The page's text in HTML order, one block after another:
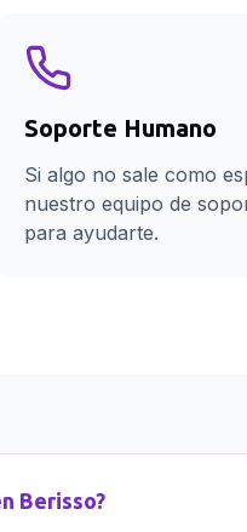
Soporte Humano
Si algo no sale como
nuestro equipo de
para ayudarte.
Berisso?